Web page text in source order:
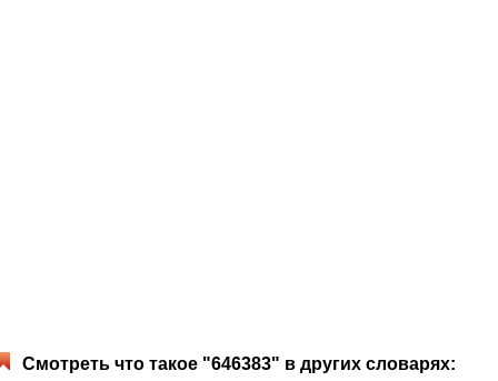
Смотреть что такое "646383" в других словарях: